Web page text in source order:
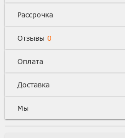
Рассрочка
Отзывы 0
Оплата
Доставка
Мы